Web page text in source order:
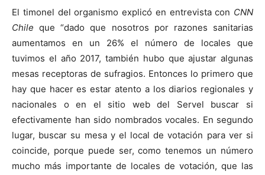
El timonel del organismo explicó en entrevista con CNN
Chile que “dado que nosotros por razones sanitarias
aumentamos en un 26% el número de locales que
tuvimos el año 2017, también hubo que ajustar algunas
mesas receptoras de sufragios. Entonces lo primero que
hay que hacer es estar atento a los diarios regionales y
nacionales o en el sitio web del Servel buscar si
efectivamente han sido nombrados vocales. En segundo
lugar, buscar su mesa y el local de votación para ver si
coincide, porque puede ser, como tenemos un número
mucho más importante de locales de votación, que las